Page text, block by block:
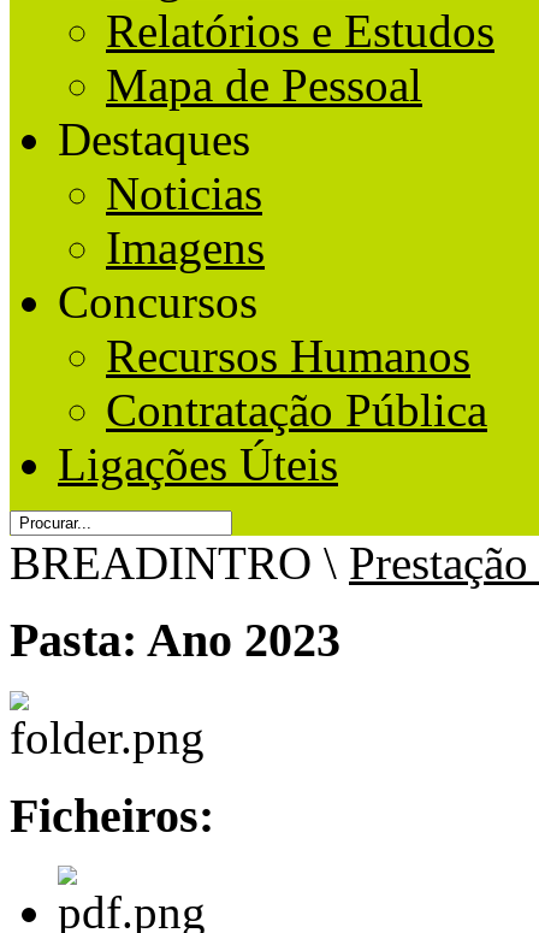
Relatórios e Estudos
Mapa de Pessoal
Destaques
Noticias
Imagens
Concursos
Recursos Humanos
Contratação Pública
Ligações Úteis
BREADINTRO \
Pasta: Ano 2023
Ficheiros: